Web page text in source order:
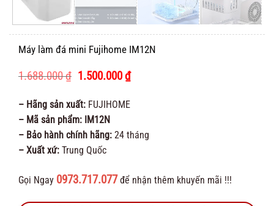
Máy làm đá mini Fujihome IM12N
1.688.000₫ Giá
là:
1.688.000 ₫.
1.500.000₫Giá
tại
là:
– Hãng sản xuất: FUJIHOME
– Mã sản phẩm: IM12N
– Bảo hành chính hãng: 24 tháng
– Xuất xứ: Trung Quốc
Gọi Ngay 0973.717.077 để nhận thêm khuyến mãi !!!